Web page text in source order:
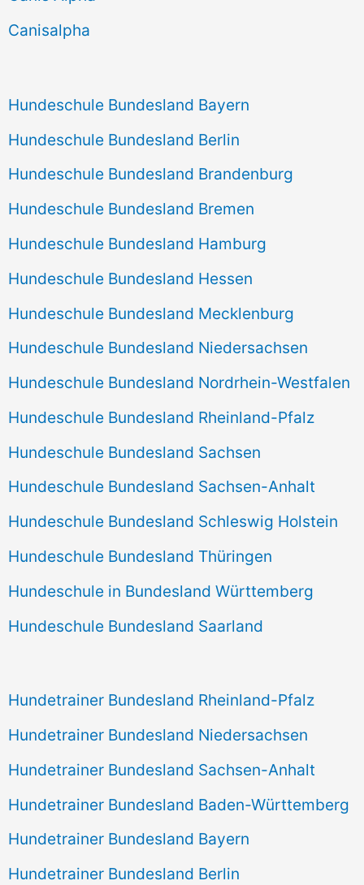
h
Canisalpha
Hundeschule Bundesland Bayern
Hundeschule Bundesland Berlin
Hundeschule Bundesland Brandenburg
Hundeschule Bundesland Bremen
Hundeschule Bundesland Hamburg
Hundeschule Bundesland Hessen
Hundeschule Bundesland Mecklenburg
Hundeschule Bundesland Niedersachsen
Hundeschule Bundesland Nordrhein-Westfalen
Hundeschule Bundesland Rheinland-Pfalz
Hundeschule Bundesland Sachsen
Hundeschule Bundesland Sachsen-Anhalt
Hundeschule Bundesland Schleswig Holstein
Hundeschule Bundesland Thüringen
Hundeschule in Bundesland Württemberg
Hundeschule Bundesland Saarland
Hundetrainer Bundesland Rheinland-Pfalz
Hundetrainer Bundesland Niedersachsen
Hundetrainer Bundesland Sachsen-Anhalt
Hundetrainer Bundesland Baden-Württemberg
Hundetrainer Bundesland Bayern
Hundetrainer Bundesland Berlin